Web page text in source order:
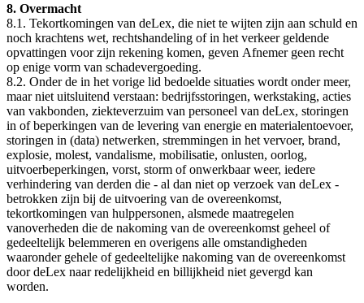
8. Overmacht
8.1. Tekortkomingen van deLex, die niet te wijten zijn aan schuld en
noch krachtens wet, rechtshandeling of in het verkeer geldende
opvattingen voor zijn rekening komen, geven Afnemer geen recht
op enige vorm van schadevergoeding.
8.2. Onder de in het vorige lid bedoelde situaties wordt onder meer,
maar niet uitsluitend verstaan: bedrijfsstoringen, werkstaking, acties
van vakbonden, ziekteverzuim van personeel van deLex, storingen
in of beperkingen van de levering van energie en materialentoevoer,
storingen in (data) netwerken, stremmingen in het vervoer, brand,
explosie, molest, vandalisme, mobilisatie, onlusten, oorlog,
uitvoerbeperkingen, vorst, storm of onwerkbaar weer, iedere
verhindering van derden die - al dan niet op verzoek van deLex -
betrokken zijn bij de uitvoering van de overeenkomst,
tekortkomingen van hulppersonen, alsmede maatregelen
vanoverheden die de nakoming van de overeenkomst geheel of
gedeeltelijk belemmeren en overigens alle omstandigheden
waaronder gehele of gedeeltelijke nakoming van de overeenkomst
door deLex naar redelijkheid en billijkheid niet gevergd kan
worden.